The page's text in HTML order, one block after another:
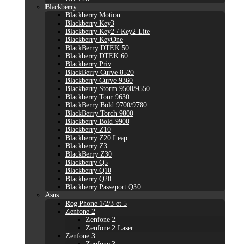
Blackberry
Blackberry Motion
Blackberry Key3
Blackberry Key2 / Key2 Lite
Blackberry KeyOne
BlackBerry DTEK 50
Blackberry DTEK 60
Blackberry Priv
BlackBerry Curve 8520
Blackberry Curve 9360
Blackberry Storm 9500/9550
Blackberry Tour 9630
BlackBerry Bold 9700/9780
BlackBerry Torch 9800
Blackberry Bold 9900
Blackberry Z10
Blackberry Z20 Leap
Blackberry Z3
BlackBerry Z30
Blackberry Q5
Blackberry Q10
Blackberry Q20
Blackberry Passeport Q30
Asus
Rog Phone 1/2/3 et 5
Zenfone 2
Zenfone 2
Zenfone 2 Laser
Zenfone 3